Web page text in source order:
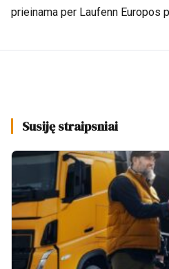
prieinama per Laufenn Europos
Susiję straipsniai